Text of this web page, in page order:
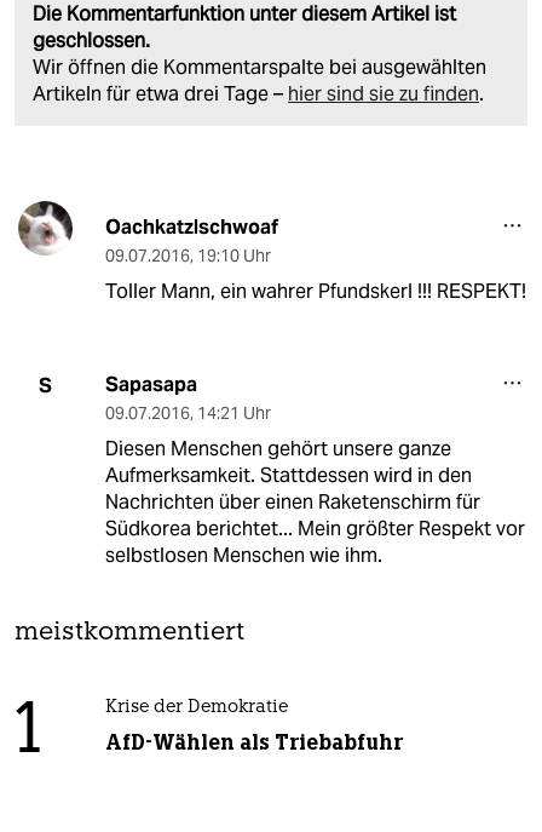
Die Kommentarfunktion unter diesem Artikel ist
geschlossen.
Wir öffnen die Kommentarspalte bei ausgewählten
Artikeln für etwa drei Tage – hier sind sie zu finden.
Oachkatzlschwoaf
09.07.2016, 19:10 Uhr
Toller Mann, ein wahrer Pfundskerl !!! RESPEKT!
S Sapasapa
09.07.2016, 14:21 Uhr
Diesen Menschen gehört unsere ganze
Aufmerksamkeit. Stattdessen wird in den
Nachrichten über einen Raketenschirm für
Südkorea berichtet... Mein größter Respekt vor
selbstlosen Menschen wie ihm.
meistkommentiert
1 Krise der Demokratie
AfD-Wählen als Triebabfuhr